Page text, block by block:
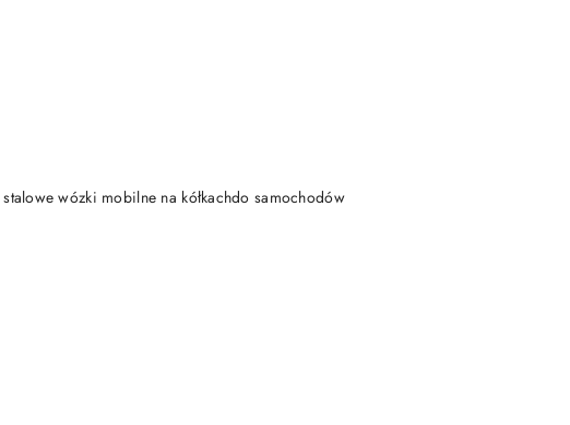
wózki mobilne na kółkachdo samochodów